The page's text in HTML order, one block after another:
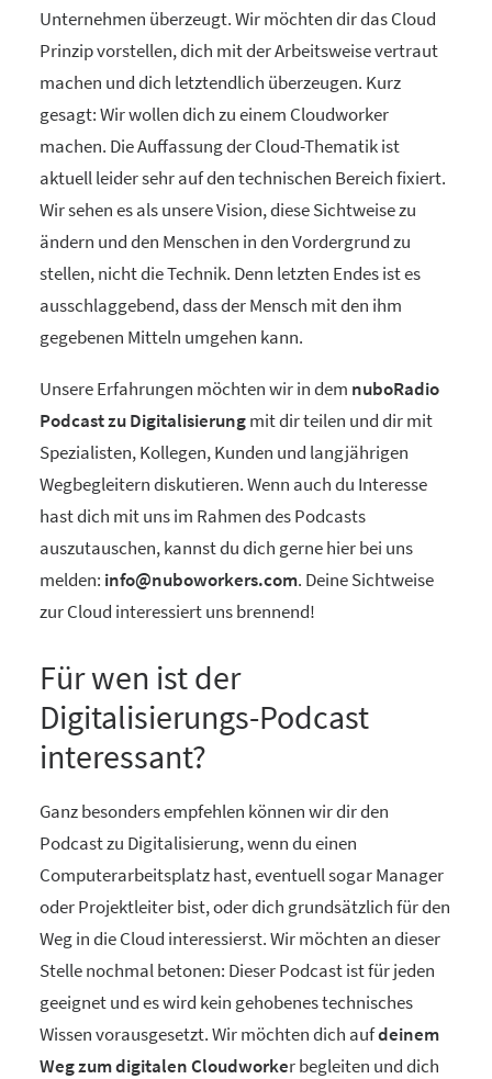
Unternehmen überzeugt. Wir möchten dir das Cloud
Prinzip vorstellen, dich mit der Arbeitsweise vertraut
machen und dich letztendlich überzeugen. Kurz
gesagt: Wir wollen dich zu einem Cloudworker
machen. Die Auffassung der Cloud-Thematik ist
aktuell leider sehr auf den technischen Bereich fixiert.
Wir sehen es als unsere Vision, diese Sichtweise zu
ändern und den Menschen in den Vordergrund zu
stellen, nicht die Technik. Denn letzten Endes ist es
ausschlaggebend, dass der Mensch mit den ihm
gegebenen Mitteln umgehen kann.
Unsere Erfahrungen möchten wir in dem nuboRadio
Podcast zu Digitalisierungmit dir teilen und dir mit
Spezialisten, Kollegen, Kunden und langjährigen
Wegbegleitern diskutieren. Wenn auch du Interesse
hast dich mit uns im Rahmen des Podcasts
auszutauschen, kannst du dich gerne hier bei uns
melden: info@nuboworkers.com. Deine Sichtweise
zur Cloud interessiert uns brennend!
Für wen ist der
Digitalisierungs-Podcast
interessant?
Ganz besonders empfehlen können wir dir den
Podcast zu Digitalisierung, wenn du einen
Computerarbeitsplatz hast, eventuell sogar Manager
oder Projektleiter bist, oder dich grundsätzlich für den
Weg in die Cloud interessierst. Wir möchten an dieser
Stelle nochmal betonen: Dieser Podcast ist für jeden
geeignet und es wird kein gehobenes technisches
Wissen vorausgesetzt. Wir möchten dich aufdeinem
Weg zum digitalen Cloudworker begleiten und dich